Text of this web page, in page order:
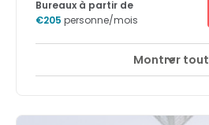
éclairage peut également être
lumière extérieure.
Bureaux à partir de
€205 personne/mois
Montrer tout